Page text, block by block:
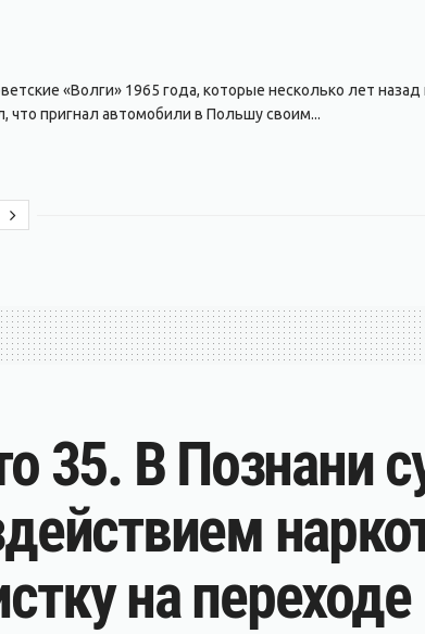
«Волги» 1965 года, которые несколько лет назад
что пригнал автомобили в Польшу своим...
35. В Познани
на переходе